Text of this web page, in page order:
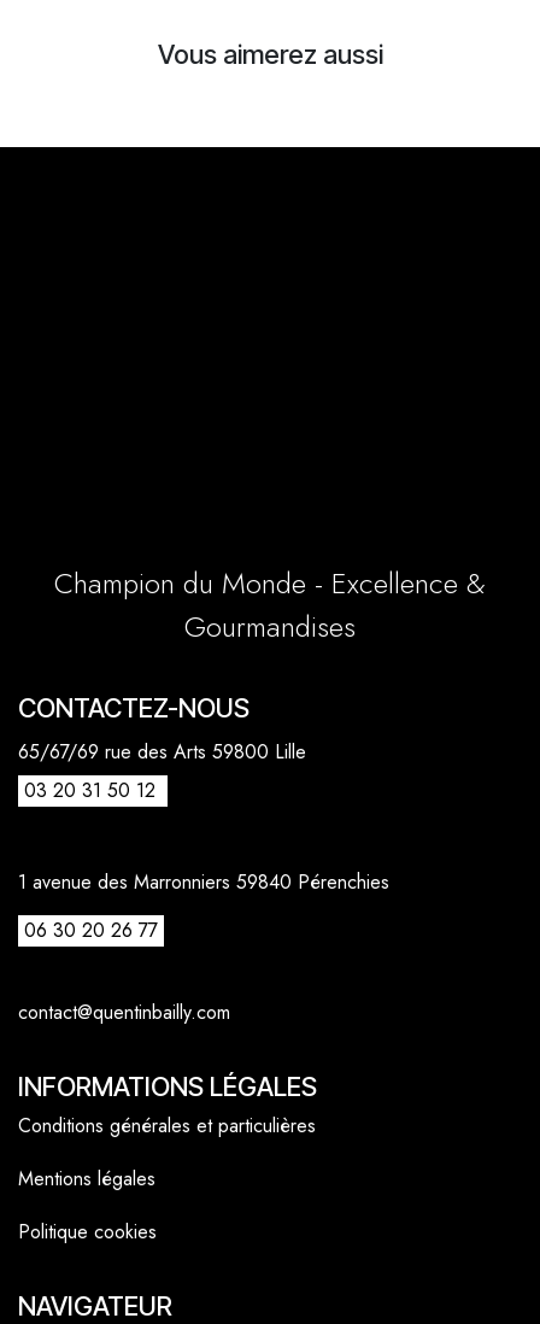
Vous aimerez aussi
CONTACTEZ-NOUS
65/67/69 rue des Arts 59800 Lille
03 20 31 50 12
1 avenue des Marronniers 59840 Pérenchies
06 30 20 26 77
contact@quentinbailly.com
Champion du Monde - Excellence &
Gourmandises
INFORMATIONS LÉGALES
Conditions générales et particulières
Mentions légales
Politique cookies
NAVIGATEUR